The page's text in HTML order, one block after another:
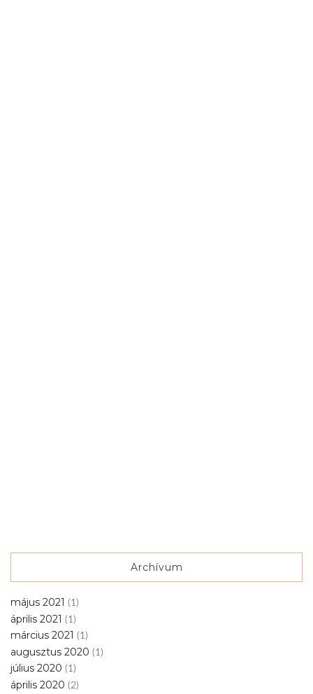
Archívum
május 2021 (1)
április 2021 (1)
március 2021 (1)
augusztus 2020 (1)
július 2020 (1)
április 2020 (2)